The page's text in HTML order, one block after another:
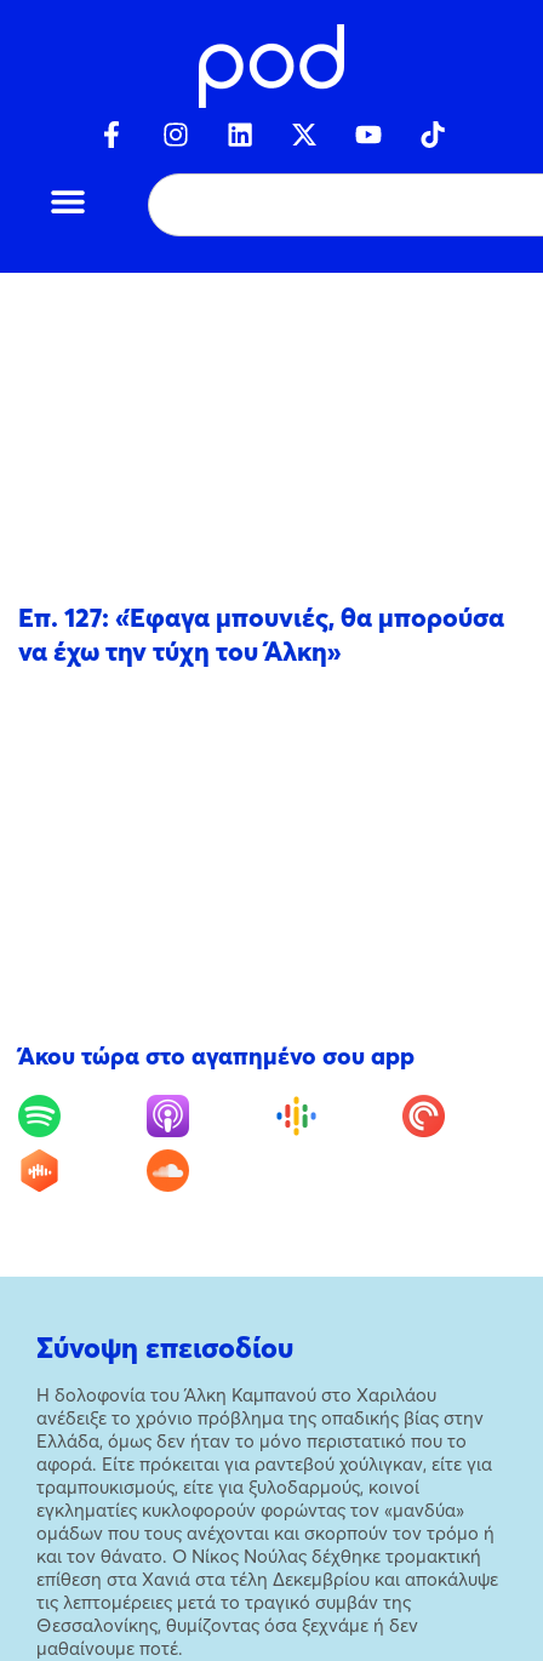
Επ. 127: «Έφαγα μπουνιές, θα μπορούσα
να έχω την τύχη του Άλκη»
Άκου τώρα στο αγαπημένο σου app
Σύνοψη επεισοδίου
Η δολοφονία του Άλκη Καμπανού στο Χαριλάου
ανέδειξε το χρόνιο πρόβλημα της οπαδικής βίας στην
Ελλάδα, όμως δεν ήταν το μόνο περιστατικό που το
αφορά. Είτε πρόκειται για ραντεβού χούλιγκαν, είτε για
τραμπουκισμούς, είτε για ξυλοδαρμούς, κοινοί
εγκληματίες κυκλοφορούν φορώντας τον «μανδύα»
ομάδων που τους ανέχονται και σκορπούν τον τρόμο ή
και τον θάνατο. Ο Νίκος Νούλας δέχθηκε τρομακτική
επίθεση στα Χανιά στα τέλη Δεκεμβρίου και αποκάλυψε
τις λεπτομέρειες μετά το τραγικό συμβάν της
Θεσσαλονίκης, θυμίζοντας όσα ξεχνάμε ή δεν
μαθαίνουμε ποτέ.